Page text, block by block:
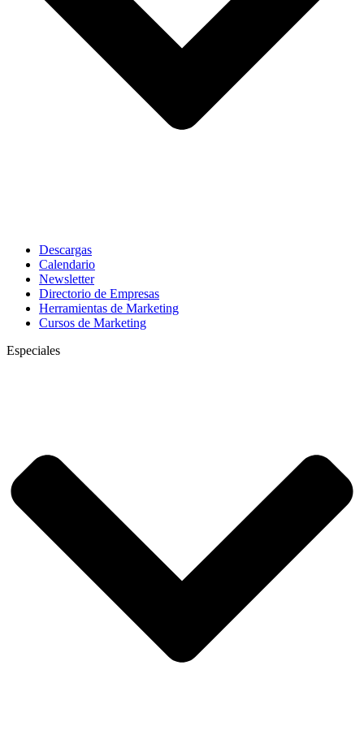
Descargas
Calendario
Newsletter
Directorio de Empresas
Herramientas de Marketing
Cursos de Marketing
Especiales